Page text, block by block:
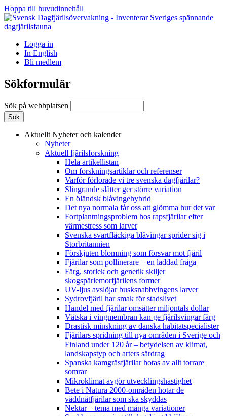
Hoppa till huvudinnehåll
Logga in
In English
Bli medlem
Sökformulär
Sök på webbplatsen
Aktuellt Nyheter och kalender
Nyheter
Aktuell fjärilsforskning
Hela artikellistan
Om forskningsartiklar och referenser
Varför förlorade vi tre svenska dagfjärilar?
Slingrande slåtter ger större variation
En öländsk blåvingehybrid
Det nya normala får oss att glömma hur det var
Fortplantningsproblem hos rapsfjärilar efter
värmestress som larver
Svenska svartfläckiga blåvingar sprider sig i
Storbritannien
Förskjuten blomning som försvar mot fjäril
Fjärilar som pollinerare – en laddad fråga
Färg, storlek och genetik skiljer
skogspärlemorfjärilens former
UV-ljus avslöjar busksnabbvingens larver
Sydrovfjäril har smak för stadslivet
Handel med fjärilar omsätter miljontals dollar
Vätska i vingmembran kan ge fjärilsvingar färg
Drastisk minskning av danska habitatspecialister
Fjärilars spridning till nya områden i Sverige och
Finland under 120 år– betydelsen av klimat,
landskapstyp och arters särdrag
Spanska kamgräsfjärilar hotas av allt torrare
somrar
Mikroklimat avgör utvecklingshastighet
Bete i Natura 2000-områden hotar de
väddnätfjärilar som ska skyddas
Nektar – tema med många variationer